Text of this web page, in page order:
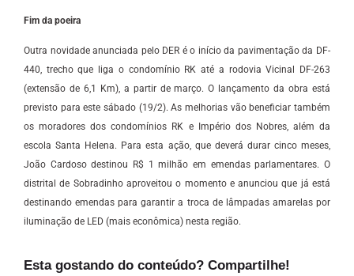
Fim da poeira
Outra novidade anunciada pelo DER é o início da pavimentação da DF-
440, trecho que liga o condomínio RK até a rodovia Vicinal DF-263
(extensão de 6,1 Km), a partir de março. O lançamento da obra está
previsto para este sábado (19/2). As melhorias vão beneficiar também
os moradores dos condomínios RK e Império dos Nobres, além da
escola Santa Helena. Para esta ação, que deverá durar cinco meses,
João Cardoso destinou R$ 1 milhão em emendas parlamentares. O
distrital de Sobradinho aproveitou o momento e anunciou que já está
destinando emendas para garantir a troca de lâmpadas amarelas por
iluminação de LED (mais econômica) nesta região.
Esta gostando do conteúdo? Compartilhe!